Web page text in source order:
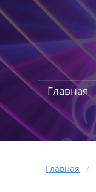
Главная
Главная /